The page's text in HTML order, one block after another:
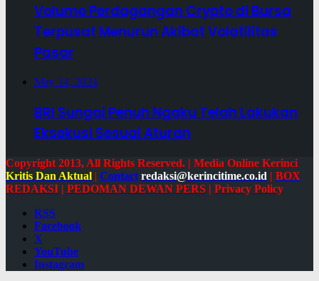
Volume Perdagangan Crypto di Bursa
Terpusat Menurun Akibat Volatilitas
Pasar
May 14, 2024
BRI Sungai Penuh Ngaku Telah Lakukan
Eksekusi Sesuai Aturan
Copyright 2013, All Rights Reserved. | Media Online Kerinci
Kritis Dan Aktual | Contact redaksi@kerincitime.co.id | BOX
REDAKSI | PEDOMAN DEWAN PERS | Privacy Policy
RSS
Facebook
X
YouTube
Instagram